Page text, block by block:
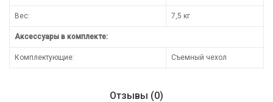
Вес: 7,5 кг
Аксессуары в комплекте:
Комплектующие: Съемный чехол
Отзывы (0)